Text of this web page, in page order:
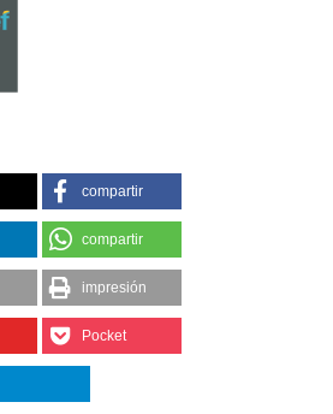
compartir
compartir
impresión
Pocket